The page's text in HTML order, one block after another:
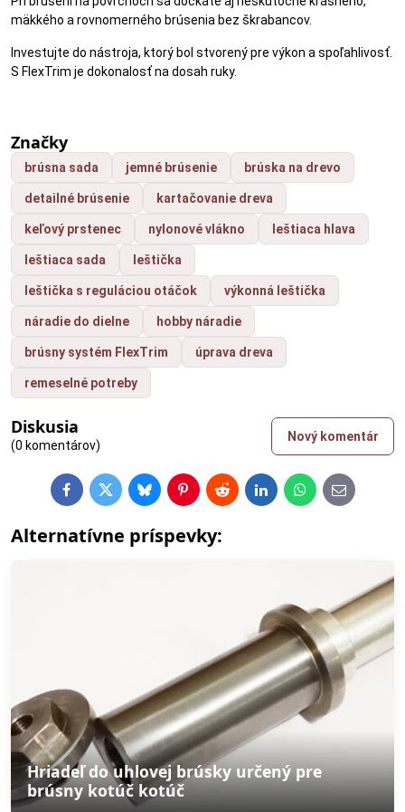
mäkkého a rovnomerného brúsenia bez škrabancov.
Investujte do nástroja, ktorý bol stvorený pre výkon a spoľahlivosť.
S FlexTrim je dokonalosť na dosah ruky.
Značky
brúsna sada jemné brúsenie brúska na drevo
detailné brúsenie kartačovanie dreva
keľový prstenec nylonové vlákno leštiaca hlava
leštiaca sada leštička
leštička s reguláciou otáčok výkonná leštička
náradie do dielne hobby náradie
brúsny systém FlexTrim úprava dreva
remeselné potreby
Diskusia
(0 komentárov)
Nový komentár
FacebookTwitterBlueskyPinterestRedditLinkedInWhatsApp
E-
mail
Alternatívne príspevky:
Hriadeľ do uhlovej brúsky určený pre
brúsny kotúč kotúč